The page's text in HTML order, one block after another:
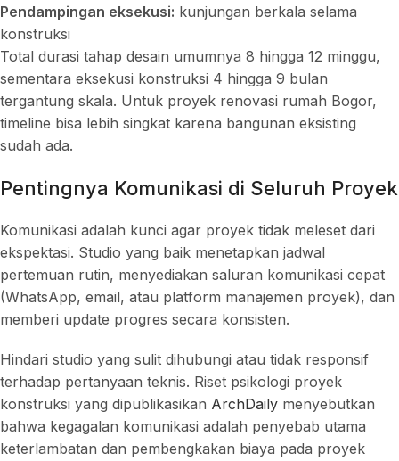
Pendampingan eksekusi: kunjungan berkala selama
konstruksi
Total durasi tahap desain umumnya 8 hingga 12 minggu,
sementara eksekusi konstruksi 4 hingga 9 bulan
tergantung skala. Untuk proyek renovasi rumah Bogor,
timeline bisa lebih singkat karena bangunan eksisting
sudah ada.
Pentingnya Komunikasi di Seluruh Proyek
Komunikasi adalah kunci agar proyek tidak meleset dari
ekspektasi. Studio yang baik menetapkan jadwal
pertemuan rutin, menyediakan saluran komunikasi cepat
(WhatsApp, email, atau platform manajemen proyek), dan
memberi update progres secara konsisten.
Hindari studio yang sulit dihubungi atau tidak responsif
terhadap pertanyaan teknis. Riset psikologi proyek
konstruksi yang dipublikasikan ArchDaily menyebutkan
bahwa kegagalan komunikasi adalah penyebab utama
keterlambatan dan pembengkakan biaya pada proyek